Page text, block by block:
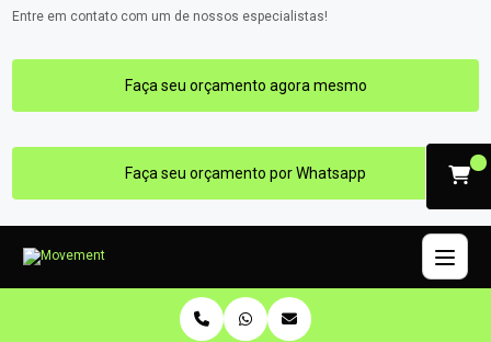
Entre em contato com um de nossos especialistas!
Faça seu orçamento agora mesmo
Faça seu orçamento por Whatsapp